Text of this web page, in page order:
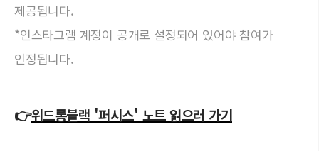
제공됩니다.
*인스타그램 계정이 공개로 설정되어 있어야 참여가
인정됩니다.
👉위드롱블랙 '퍼시스' 노트 읽으러 가기